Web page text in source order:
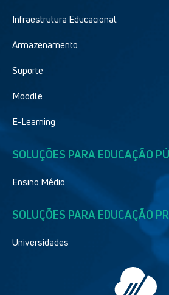
Infraestrutura Educacional
Armazenamento
Suporte
Moodle
E-Learning
SOLUÇÕES PARA EDUCAÇÃO
Ensino Médio
SOLUÇÕES PARA EDUCAÇÃO
Universidades